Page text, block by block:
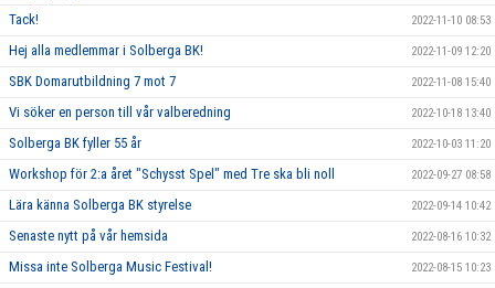
Tack! 2022-11-10 08:53
Hej alla medlemmar i Solberga BK! 2022-11-09 12:20
SBK Domarutbildning 7 mot 7 2022-11-08 15:40
Vi söker en person till vår valberedning 2022-10-18 13:40
Solberga BK fyller 55 år 2022-10-03 11:20
Workshop för 2:a året "Schysst Spel" med Tre ska bli noll 2022-09-27 08:58
Lära känna Solberga BK styrelse 2022-09-14 10:42
Senaste nytt på vår hemsida 2022-08-16 10:32
Missa inte Solberga Music Festival! 2022-08-15 10:23